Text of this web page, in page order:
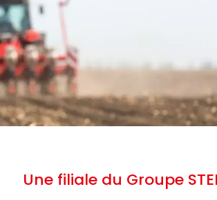
Une filiale du Groupe